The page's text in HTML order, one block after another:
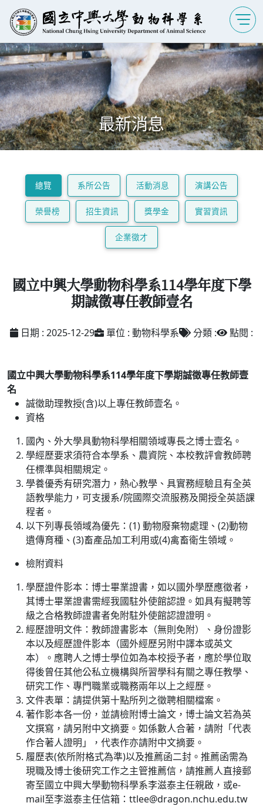
最新消息
總覽 系所公告 活動消息 演講公告
榮譽榜 招生資訊 獎學金 實習資訊
企業徵才
國立中興大學動物科學系114學年度下學
期誠徵專任教師壹名
日期 : 2025-12-29 單位 : 動物科學系 分類 : 點閱 :
國立中興大學動物科學系114學年度下學期誠徵專任教師壹
名
誠徵助理教授(含)以上專任教師壹名。
資格
國內、外大學具動物科學相關領域專長之博士壹名。
學經歷要求須符合本學系、農資院、本校教評會教師聘
任標準與相關規定。
學養優秀有研究潛力，熱心教學、具實務經驗且有全英
語教學能力，可支援系/院國際交流服務及開授全英語課
程者。
以下列專長領域為優先：(1) 動物廢棄物處理、(2)動物
遺傳育種、(3)畜產品加工利用或(4)禽畜衛生領域。
檢附資料
學歷證件影本：博士畢業證書，如以國外學歷應徵者，
其博士畢業證書需經我國駐外使館認證。如具有擬聘等
級之合格教師證書者免附駐外使館認證證明。
經歷證明文件：教師證書影本（無則免附）、身份證影
本以及經歷證件影本（國外經歷另附中譯本或英文
本）。應聘人之博士學位如為本校授予者，應於學位取
得後曾任其他公私立機構與所習學科有關之專任教學、
研究工作、專門職業或職務兩年以上之經歷。
文件表單：請提供第十點所列之徵聘相關檔案。
著作影本各一份，並請檢附博士論文，博士論文若為英
文撰寫，請另附中文摘要。如係數人合著，請附「代表
作合著人證明」，代表作亦請附中文摘要。
履歷表(依所附格式為準)以及推薦函二封。推薦函需為
現職及博士後研究工作之主管推薦信，請推薦人直接郵
寄至國立中興大學動物科學系李滋泰主任親啟，或e-
mail至李滋泰主任信箱：ttlee@dragon.nchu.edu.tw